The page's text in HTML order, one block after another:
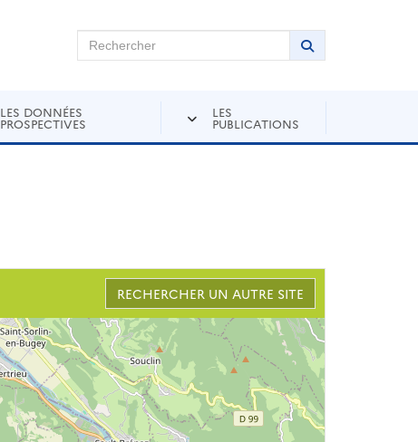
Rechercher sur Andra Inventaire Rechercher
Lancer la
LES DONNÉES
PROSPECTIVES
LES
PUBLICATIONS
RECHERCHER UN AUTRE SITE